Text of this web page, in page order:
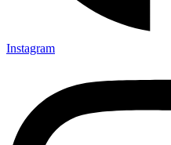
Instagram